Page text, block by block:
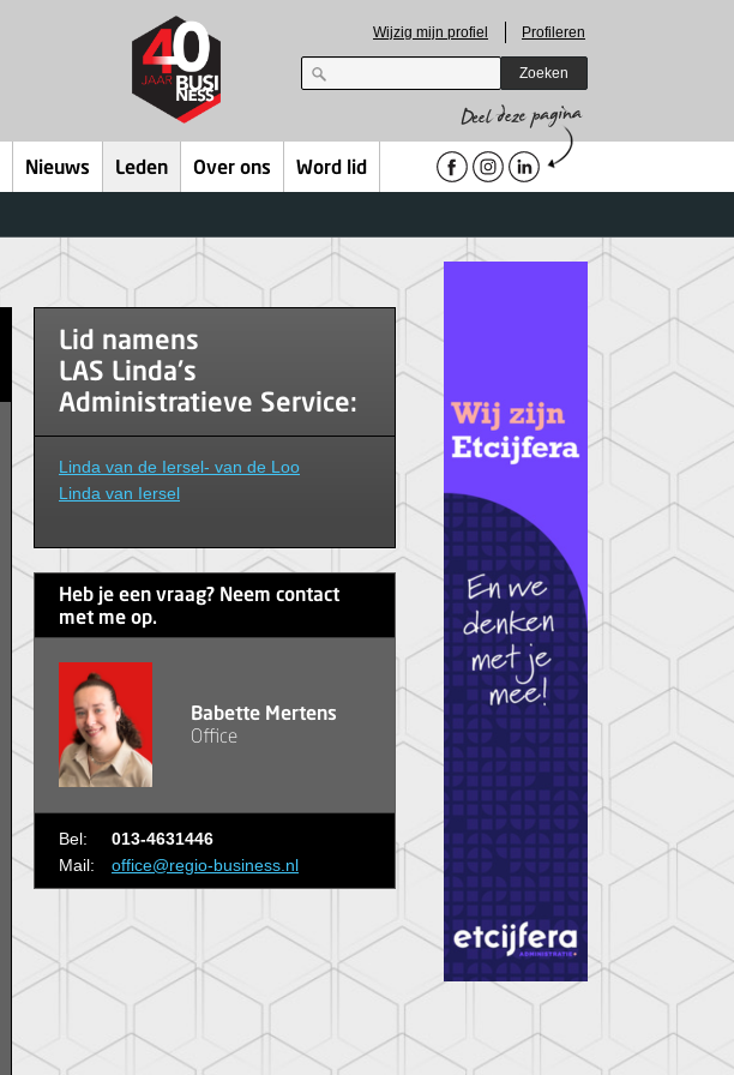
Wijzig mijn profiel Profileren
Zoeken
Nieuws Leden Over ons Word lid
Lid namens
LAS Linda's
Administratieve Service:
Linda van de Iersel- van de Loo
Linda van Iersel
Heb je een vraag? Neem contact
met me op.
Babette Mertens
Office
Bel:
013-4631446
Mail:
office@regio-business.nl